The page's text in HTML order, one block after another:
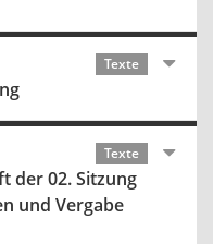
Texte
Texte
der 02. Sitzung
und Vergabe